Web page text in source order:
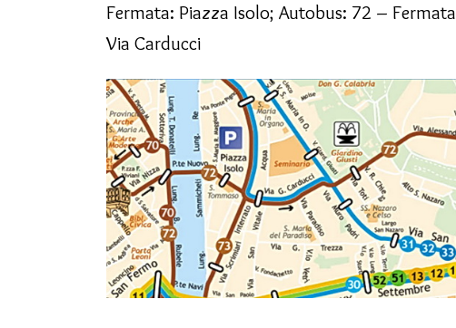
Fermata: Piazza Isolo; Autobus: 72 – Fermata
Via Carducci